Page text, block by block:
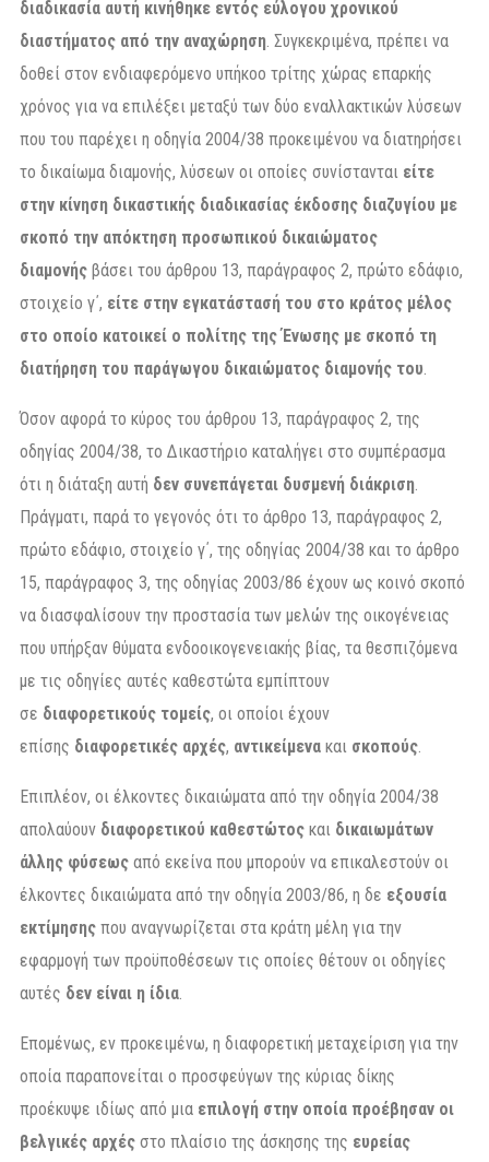
διαδικασία αυτή κινήθηκε εντός εύλογου χρονικού
διαστήματος από την αναχώρηση . Συγκεκριμένα, πρέπει να
δοθεί στον ενδιαφερόμενο υπήκοο τρίτης χώρας επαρκής
χρόνος για να επιλέξει μεταξύ των δύο εναλλακτικών λύσεων
που του παρέχει η οδηγία 2004/38 προκειμένου να διατηρήσει
το δικαίωμα διαμονής, λύσεων οι οποίες συνίστανται είτε
στην κίνηση δικαστικής διαδικασίας έκδοσης διαζυγίου με
σκοπό την απόκτηση προσωπικού δικαιώματος
διαμονής βάσει του άρθρου 13, παράγραφος 2, πρώτο εδάφιο,
στοιχείο γ΄, είτε στην εγκατάστασή του στο κράτος μέλος
στο οποίο κατοικεί ο πολίτης της Ένωσης με σκοπό τη
διατήρηση του παράγωγου δικαιώματος διαμονής του
Όσον αφορά το κύρος του άρθρου 13, παράγραφος 2, της
οδηγίας 2004/38, το Δικαστήριο καταλήγει στο συμπέρασμα
ότι η διάταξη αυτή δεν συνεπάγεται δυσμενή διάκριση
Πράγματι, παρά το γεγονός ότι το άρθρο 13, παράγραφος 2,
πρώτο εδάφιο, στοιχείο γ΄, της οδηγίας 2004/38 και το άρθρο
15, παράγραφος 3, της οδηγίας 2003/86 έχουν ως κοινό σκοπό
να διασφαλίσουν την προστασία των μελών της οικογένειας
που υπήρξαν θύματα ενδοοικογενειακής βίας, τα θεσπιζόμενα
με τις οδηγίες αυτές καθεστώτα εμπίπτουν
σε διαφορετικούς τομείς, οι οποίοι έχουν
επίσης διαφορετικές αρχές, αντικείμενα και σκοπούς
Επιπλέον, οι έλκοντες δικαιώματα από την οδηγία 2004/38
απολαύουν διαφορετικού καθεστώτος και δικαιωμάτων
άλλης φύσεως από εκείνα που μπορούν να επικαλεστούν οι
έλκοντες δικαιώματα από την οδηγία 2003/86, η δε εξουσία
εκτίμησης που αναγνωρίζεται στα κράτη μέλη για την
εφαρμογή των προϋποθέσεων τις οποίες θέτουν οι οδηγίες
αυτές δεν είναι η ίδια
Επομένως, εν προκειμένω, η διαφορετική μεταχείριση για την
οποία παραπονείται ο προσφεύγων της κύριας δίκης
προέκυψε ιδίως από μια επιλογή στην οποία προέβησαν οι
βελγικές αρχές στο πλαίσιο της άσκησης της ευρείας